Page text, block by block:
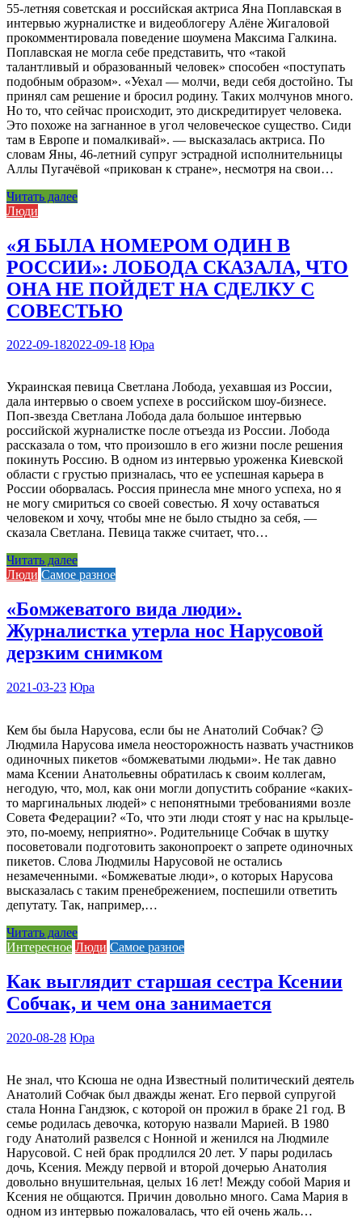
55-летняя советская и российская актриса Яна Поплавская в
интервью журналистке и видеоблогеру Алёне Жигаловой
прокомментировала поведение шоумена Максима Галкина.
Поплавская не могла себе представить, что «такой
талантливый и образованный человек» способен «поступать
подобным образом». «Уехал — молчи, веди себя достойно. Ты
принял сам решение и бросил родину. Таких молчунов много.
Но то, что сейчас происходит, это дискредитирует человека.
Это похоже на загнанное в угол человеческое существо. Сиди
там в Европе и помалкивай». — высказалась актриса. По
словам Яны, 46-летний супруг эстрадной исполнительницы
Аллы Пугачёвой «прикован к стране», несмотря на свои…
Читать далее
Люди
«Я БЫЛА НОМЕРОМ ОДИН В
РОССИИ»: ЛОБОДА СКАЗАЛА, ЧТО
ОНА НЕ ПОЙДЕТ НА СДЕЛКУ С
СОВЕСТЬЮ
2022-09-182022-09-18 Юра
Украинская певица Светлана Лобода, уехавшая из России,
дала интервью о своем успехе в российском шоу-бизнесе.
Поп-звезда Светлана Лобода дала большое интервью
российской журналистке после отъезда из России. Лобода
рассказала о том, что произошло в его жизни после решения
покинуть Россию. В одном из интервью уроженка Киевской
области с грустью призналась, что ее успешная карьера в
России оборвалась. Россия принесла мне много успеха, но я
не могу смириться со своей совестью. Я хочу оставаться
человеком и хочу, чтобы мне не было стыдно за себя, —
сказала Светлана. Певица также считает, что…
Читать далее
Люди Самое разное
«Бомжеватого вида люди».
Журналистка утерла нос Нарусовой
дерзким снимком
2021-03-23 Юра
Кем бы была Нарусова, если бы не Анатолий Собчак? 😏
Людмила Нарусова имела неосторожность назвать участников
одиночных пикетов «бомжеватыми людьми». Не так давно
мама Ксении Анатольевны обратилась к своим коллегам,
негодую, что, мол, как они могли допустить собрание «каких-
то маргинальных людей» с непонятными требованиями возле
Совета Федерации? «То, что эти люди стоят у нас на крыльце-
это, по-моему, неприятно». Родительнице Собчак в шутку
посоветовали подготовить законопроект о запрете одиночных
пикетов. Слова Людмилы Нарусовой не остались
незамеченными. «Бомжеватые люди», о которых Нарусова
высказалась с таким пренебрежением, поспешили ответить
депутату. Так, например,…
Читать далее
Интересное Люди Самое разное
Как выглядит старшая сестра Ксении
Собчак, и чем она занимается
2020-08-28 Юра
Не знал, что Ксюша не одна Известный политический деятель
Анатолий Собчак был дважды женат. Его первой супругой
стала Нонна Гандзюк, с которой он прожил в браке 21 год. В
семье родилась девочка, которую назвали Марией. В 1980
году Анатолий развелся с Нонной и женился на Людмиле
Нарусовой. С ней брак продлился 20 лет. У пары родилась
дочь, Ксения. Между первой и второй дочерью Анатолия
довольно внушительная, целых 16 лет! Между собой Мария и
Ксения не общаются. Причин довольно много. Сама Мария в
одном из интервью пожаловалась, что ей очень жаль…